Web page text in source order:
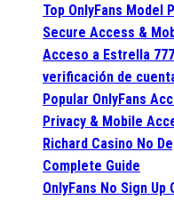
Top OnlyFans Model
Secure Access &
Acceso a Estrella
verificación de
Popular OnlyFans
Privacy & Mobile
Richard Casino No
Complete Guide
OnlyFans No Sign